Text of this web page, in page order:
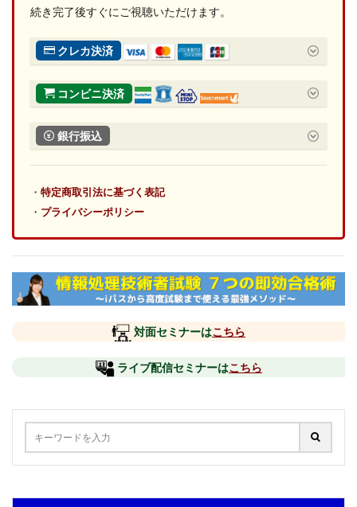
続き完了後すぐにご視聴いただけます。
クレカ決済
コンビニ決済
銀行振込
・ 特定商取引法に基づく表記
・ プライバシーポリシー
対面セミナーはこちら
ライブ配信セミナーはこちら